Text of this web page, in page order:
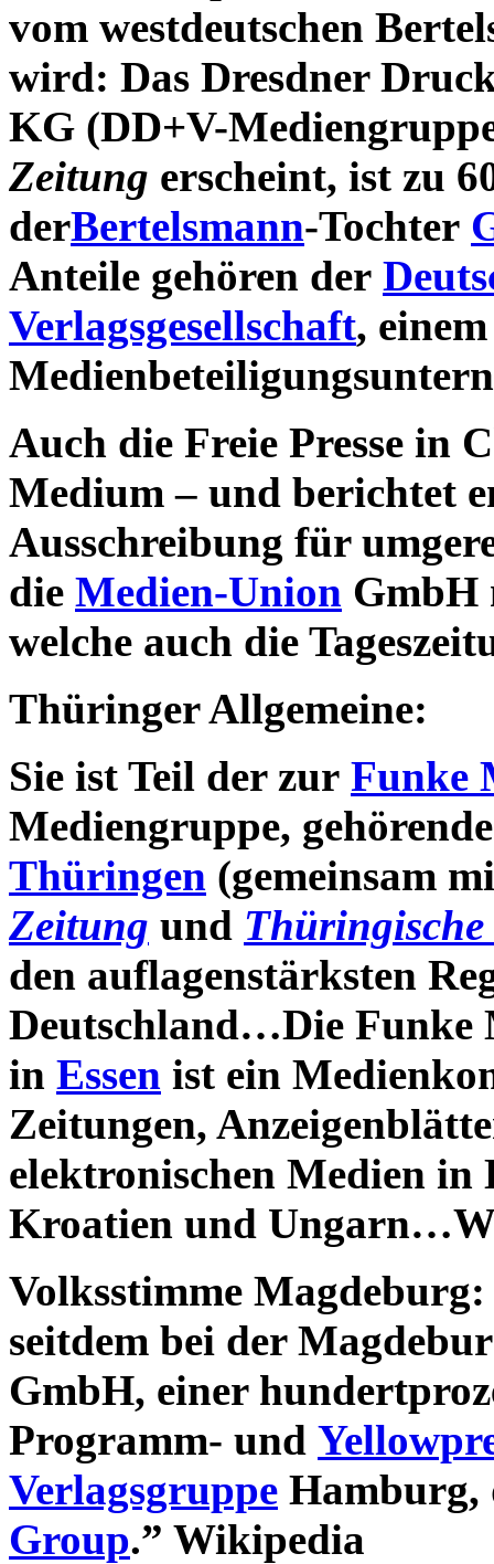
vom westdeutschen
wird: Das Dresdner
KG (DD+V-
Zeitung erscheint, ist zu
derBertelsmann-Tochter
Anteile gehören der
Verlagsgesellschaft, einem
Auch die Freie Presse in
Medium – und berichtet
Ausschreibung für
die Medien-Union GmbH
welche auch die
Thüringer Allgemeine:
Sie ist Teil der zur Funke
Mediengruppe,
Thüringen (gemeinsam
Zeitung und Thüringische
den auflagenstärksten
Deutschland…Die Funke
in Essen ist ein
Zeitungen,
elektronischen Medien in
Kroatien und
Volksstimme
seitdem bei der
GmbH, einer
Programm- und
Verlagsgruppe Hamburg,
Group.” Wikipedia